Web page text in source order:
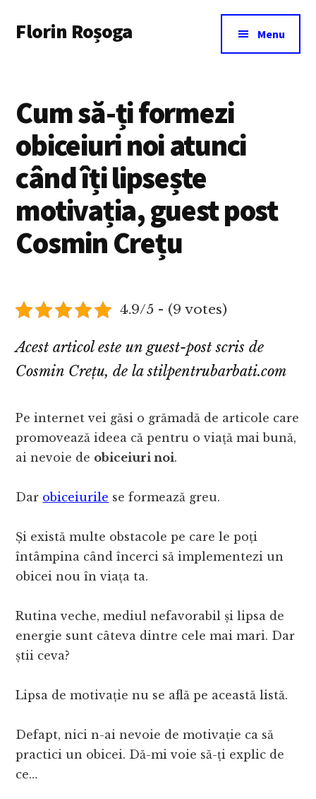
main
menu
Florin Roșoga Menu
Cum să-ți formezi
obiceiuri noi atunci
când îți lipsește
motivația, guest post
Cosmin Crețu
4.9/5 - (9 votes)
Acest articol este un guest-post scris de
Cosmin Crețu, de la stilpentrubarbati.com
Pe internet vei găsi o grămadă de articole care
promovează ideea că pentru o viață mai bună,
ai nevoie de obiceiuri noi.
Dar obiceiurile se formează greu.
Și există multe obstacole pe care le poți
întâmpina când încerci să implementezi un
obicei nou în viața ta.
Rutina veche, mediul nefavorabil și lipsa de
energie sunt câteva dintre cele mai mari. Dar
știi ceva?
Lipsa de motivație nu se află pe această listă.
Defapt, nici n-ai nevoie de motivație ca să
practici un obicei. Dă-mi voie să-ți explic de
ce…